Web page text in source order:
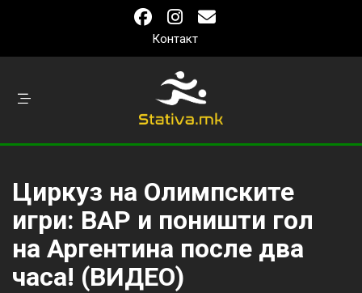
Контакт
Циркуз на Олимпските
игри: ВАР и поништи гол
на Аргентина после два
часа! (ВИДЕО)